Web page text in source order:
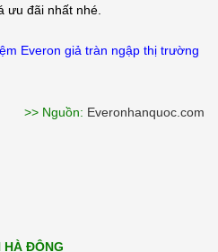
ưu đãi nhất nhé.
Everon giả tràn ngập thị trường
>> Nguồn: Everonhanquoc.com
HÀ ĐÔNG